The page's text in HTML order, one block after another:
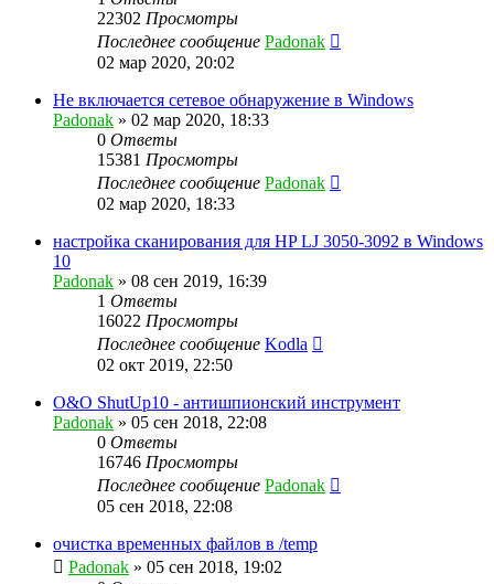
22302 Просмотры
Последнее сообщение Padonak
02 мар 2020, 20:02
Не включается сетевое обнаружение в Windows
Padonak » 02 мар 2020, 18:33
0 Ответы
15381 Просмотры
Последнее сообщение Padonak
02 мар 2020, 18:33
настройка сканирования для HP LJ 3050-3092 в Windows
10
Padonak » 08 сен 2019, 16:39
1 Ответы
16022 Просмотры
Последнее сообщение Kodla
02 окт 2019, 22:50
O&O ShutUp10 - антишпионский инструмент
Padonak » 05 сен 2018, 22:08
0 Ответы
16746 Просмотры
Последнее сообщение Padonak
05 сен 2018, 22:08
очистка временных файлов в /temp
Padonak » 05 сен 2018, 19:02